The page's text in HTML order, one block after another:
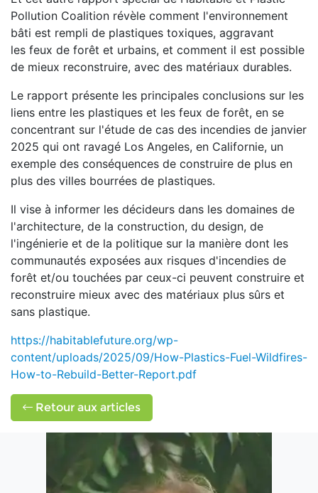
Pollution Coalition révèle comment l'environnement
bâti est rempli de plastiques toxiques, aggravant
les feux de forêt et urbains, et comment il est possible
de mieux reconstruire, avec des matériaux durables.
Le rapport présente les principales conclusions sur les
liens entre les plastiques et les feux de forêt, en se
concentrant sur l'étude de cas des incendies de janvier
2025 qui ont ravagé Los Angeles, en Californie, un
exemple des conséquences de construire de plus en
plus des villes bourrées de plastiques.
Il vise à informer les décideurs dans les domaines de
l'architecture, de la construction, du design, de
l'ingénierie et de la politique sur la manière dont les
communautés exposées aux risques d'incendies de
forêt et/ou touchées par ceux-ci peuvent construire et
reconstruire mieux avec des matériaux plus sûrs et
sans plastique.
https://habitablefuture.org/wp-
content/uploads/2025/09/How-Plastics-Fuel-Wildfires-
How-to-Rebuild-Better-Report.pdf
Retour aux articles